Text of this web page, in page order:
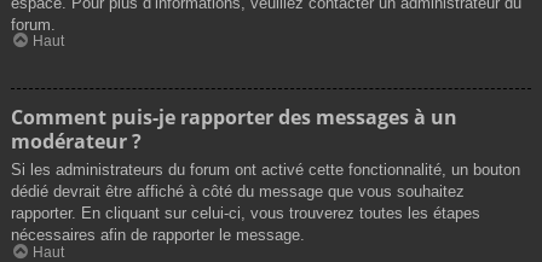
forum.
Haut
Comment puis-je rapporter des messages à un
modérateur ?
Si les administrateurs du forum ont activé cette fonctionnalité, un bouton
dédié devrait être affiché à côté du message que vous souhaitez
rapporter. En cliquant sur celui-ci, vous trouverez toutes les étapes
nécessaires afin de rapporter le message.
Haut